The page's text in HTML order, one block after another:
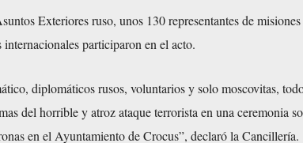
Exteriores ruso, unos 130 representantes de misiones
participaron en el acto.
diplomáticos rusos, voluntarios y solo moscovitas,
del horrible y atroz ataque terrorista en una ceremonia
en el Ayuntamiento de Crocus”, declaró la Cancillería.